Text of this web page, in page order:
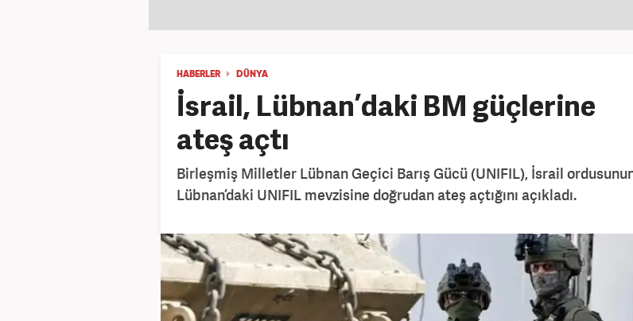
HABERLER DÜNYA
İsrail, Lübnan’daki BM güçlerine
ateş açtı
Birleşmiş Milletler Lübnan Geçici Barış Gücü (UNIFIL), İsrail
Lübnan’daki UNIFIL mevzisine doğrudan ateş açtığını açıkladı.